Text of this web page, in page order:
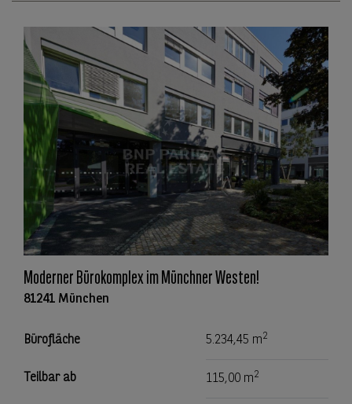
Moderner Bürokomplex im Münchner Westen!
81241 München
Bürofläche 5.234,45 m2
Teilbar ab 115,00 m2